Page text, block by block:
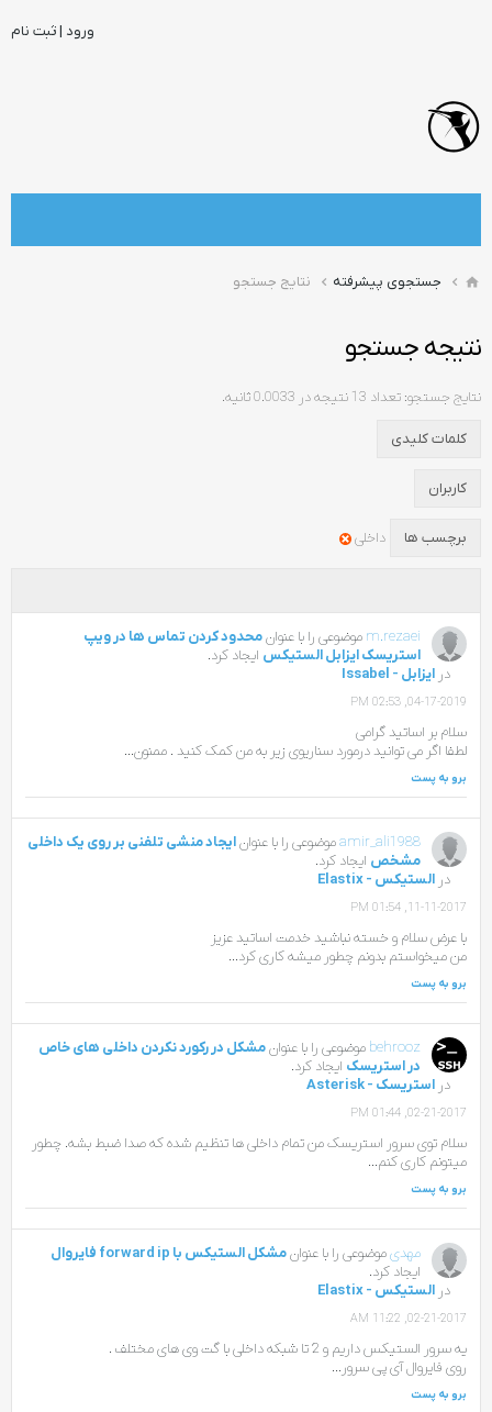
ورود | ثبت نام
جستجوی پیشرفته نتایج جستجو
نتیجه جستجو
نتایج جستجو: تعداد 13 نتیجه در 0.0033 ثانیه.
کلمات کلیدی
کاربران
برچسب ها داخلی
m.rezaei موضوعی را با عنوانمحدود کردن تماس ها در ویپ
استریسک ایزابل الستیکس ایجاد کرد.
در ایزابل - Issabel
04-17-2019, 02:53 PM
سلام بر اساتید گرامی
لطفا اگر می توانید درمورد سناریوی زیر به من کمک کنید . ممنون...
برو به پست
amir_ali1988موضوعی را با عنوانایجاد منشی تلفنی بر روی یک داخلی
مشخص ایجاد کرد.
در الستیکس - Elastix
11-11-2017, 01:54 PM
با عرض سلام و خسته نباشید خدمت اساتید عزیز
من میخواستم بدونم چطور میشه کاری کرد...
برو به پست
behrooz موضوعی را با عنوانمشکل در رکورد نکردن داخلی های خاص
در استریسک ایجاد کرد.
در استریسک - Asterisk
02-21-2017, 01:44 PM
سلام توی سرور استریسک من تمام داخلی ها تنظیم شده که صدا ضبط بشه. چطور
میتونم کاری کنم...
برو به پست
مهدیموضوعی را با عنوانمشکل الستیکس با forward ip فایروال
ایجاد کرد.
در الستیکس - Elastix
02-21-2017, 11:22 AM
یه سرور الستیکس داریم و 2 تا شبکه داخلی با گت وی های مختلف .
روی فایروال آی پی سرور...
برو به پست